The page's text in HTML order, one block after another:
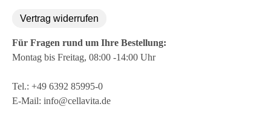
Vertrag widerrufen
Für Fragen rund um Ihre Bestellung:
Montag bis Freitag, 08:00 -14:00 Uhr
Tel.: +49 6392 85995-0
E-Mail: info@cellavita.de